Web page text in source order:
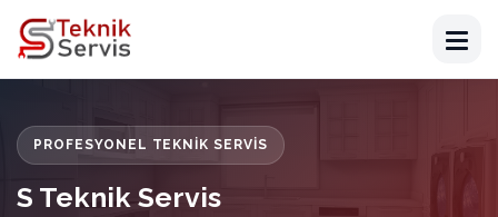
PROFESYONEL TEKNIK SERVIS
S Teknik Servis